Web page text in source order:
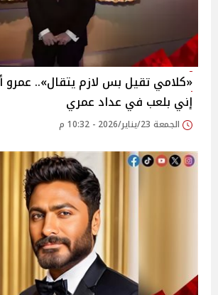
«كلامي تقيل بس لازم يتقال»..
إني بلعب في عداد عمري
الجمعة 23/يناير/2026 - 10:32 م